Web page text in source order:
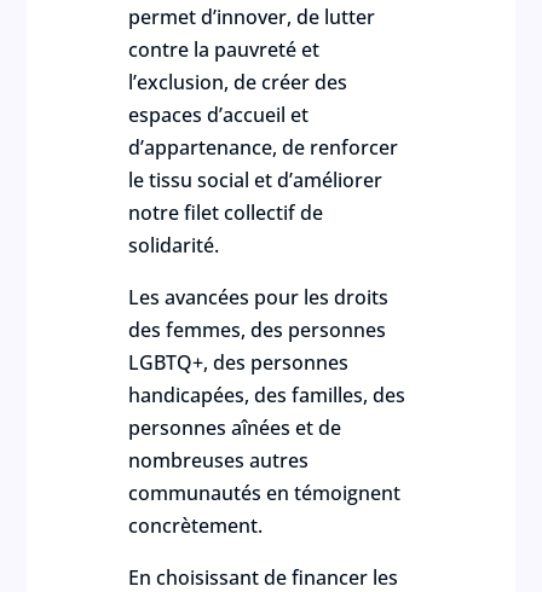
permet d’innover, de lutter
contre la pauvreté et
l’exclusion, de créer des
espaces d’accueil et
d’appartenance, de renforcer
le tissu social et d’améliorer
notre filet collectif de
solidarité.
Les avancées pour les droits
des femmes, des personnes
LGBTQ+, des personnes
handicapées, des familles, des
personnes aînées et de
nombreuses autres
communautés en témoignent
concrètement.
En choisissant de financer les